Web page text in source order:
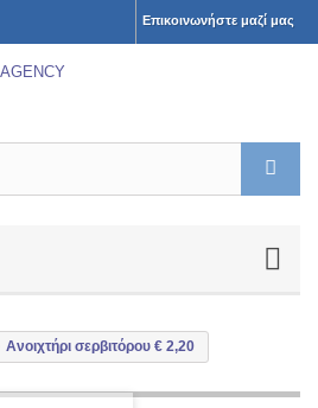
Επικοινωνήστε μαζί μας
Ανοιχτήρι σερβιτόρου € 2,20